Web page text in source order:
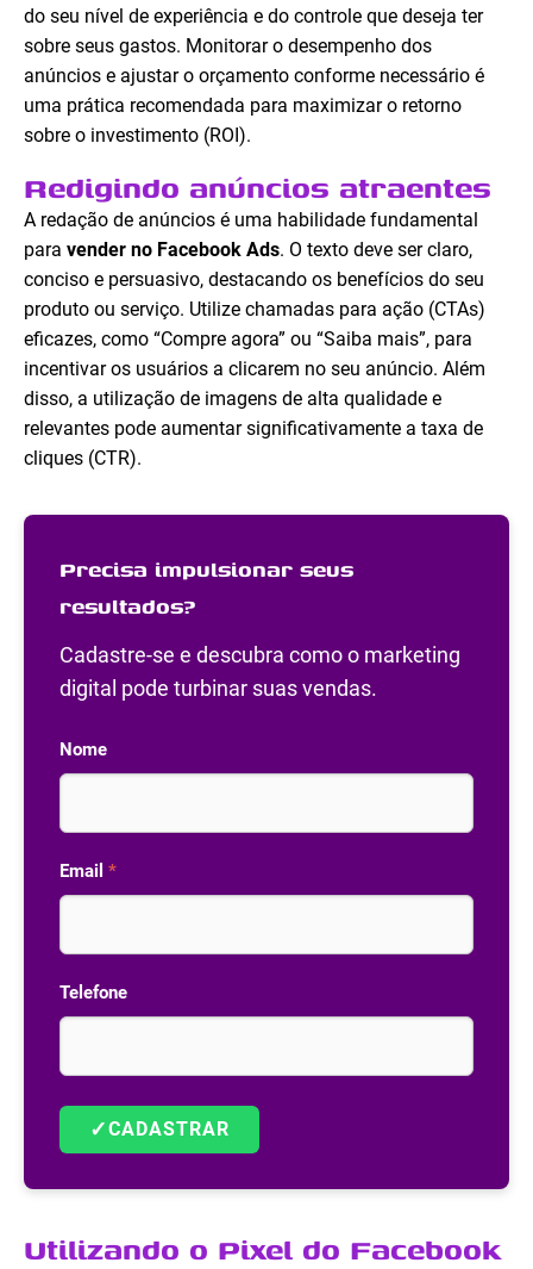
do seu nível de experiência e do controle que deseja ter
sobre seus gastos. Monitorar o desempenho dos
anúncios e ajustar o orçamento conforme necessário é
uma prática recomendada para maximizar o retorno
sobre o investimento (ROI).
Redigindo anúncios atraentes
A redação de anúncios é uma habilidade fundamental
para vender no Facebook Ads. O texto deve ser claro,
conciso e persuasivo, destacando os benefícios do seu
produto ou serviço. Utilize chamadas para ação (CTAs)
eficazes, como “Compre agora” ou “Saiba mais”, para
incentivar os usuários a clicarem no seu anúncio. Além
disso, a utilização de imagens de alta qualidade e
relevantes pode aumentar significativamente a taxa de
cliques (CTR).
Precisa impulsionar seus
resultados?
Cadastre-se e descubra como o marketing
digital pode turbinar suas vendas.
Nome
Email *
Telefone
✓CADASTRAR
Utilizando o Pixel do Facebook